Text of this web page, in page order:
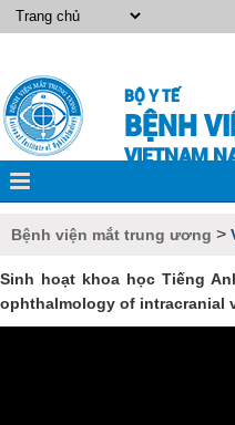
BỘ Y TẾ
BỆNH
VIETNAM
Bệnh viện mắt trung ương >
Sinh hoạt khoa học Tiếng
ophthalmology of intracranial